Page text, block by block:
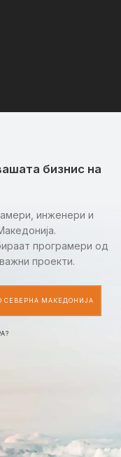
бизнис на
инженери и
програмери од
проекти.
СЕВЕРНА МАКЕДОНИЈА